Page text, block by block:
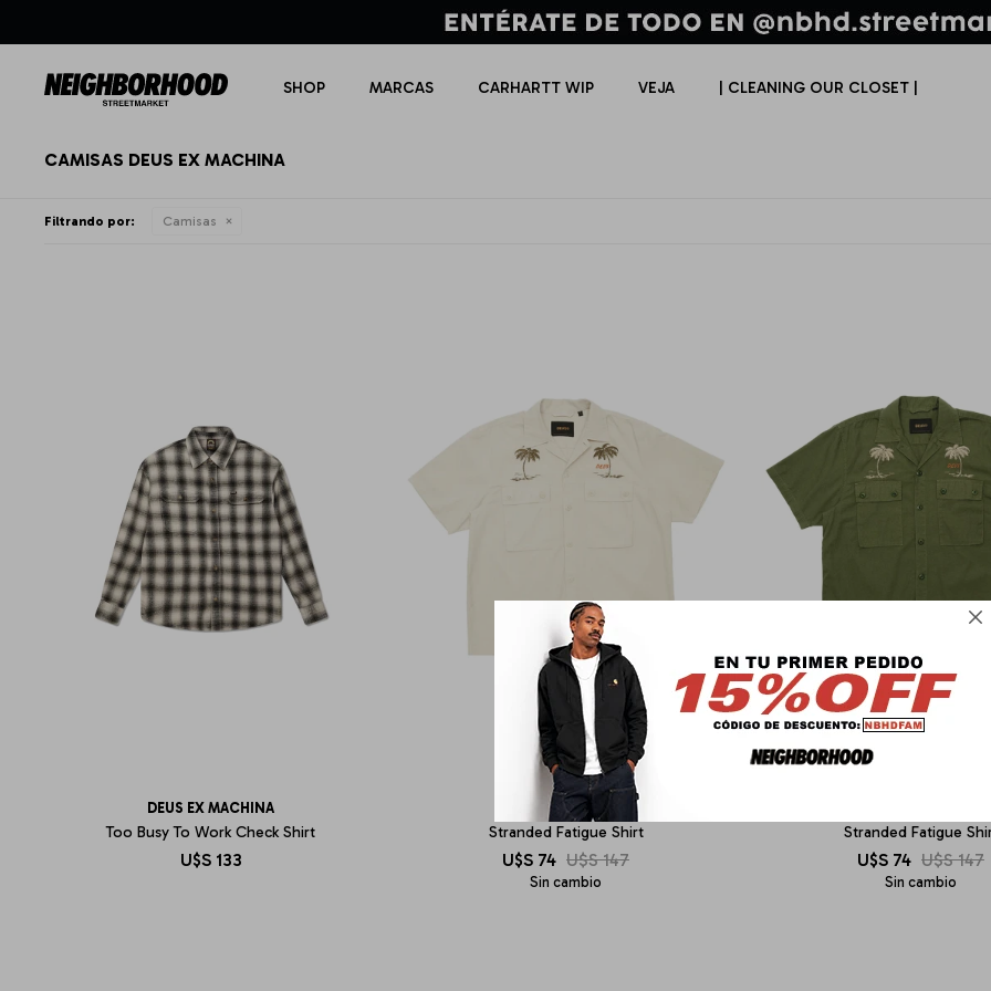

SHOP MARCAS CARHARTT WIP VEJA | CLEANING OUR CLOSET |
CAMISAS DEUS EX MACHINA
Filtrando por: Camisas
DEUS EX MACHINA
Too Busy To Work Check Shirt
U$S 133
DEUS EX MACHINA
Stranded Fatigue Shirt
U$S 74 U$S 147
Sin cambio
Stranded Fatigue
U$S 74 U$S 147
Sin cambio